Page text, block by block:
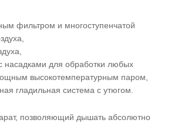
фильтром и многоступенчатой
насадками для обработки любых
высокотемпературным паром,
гладильная система с утюгом.
позволяющий дышать абсолютно